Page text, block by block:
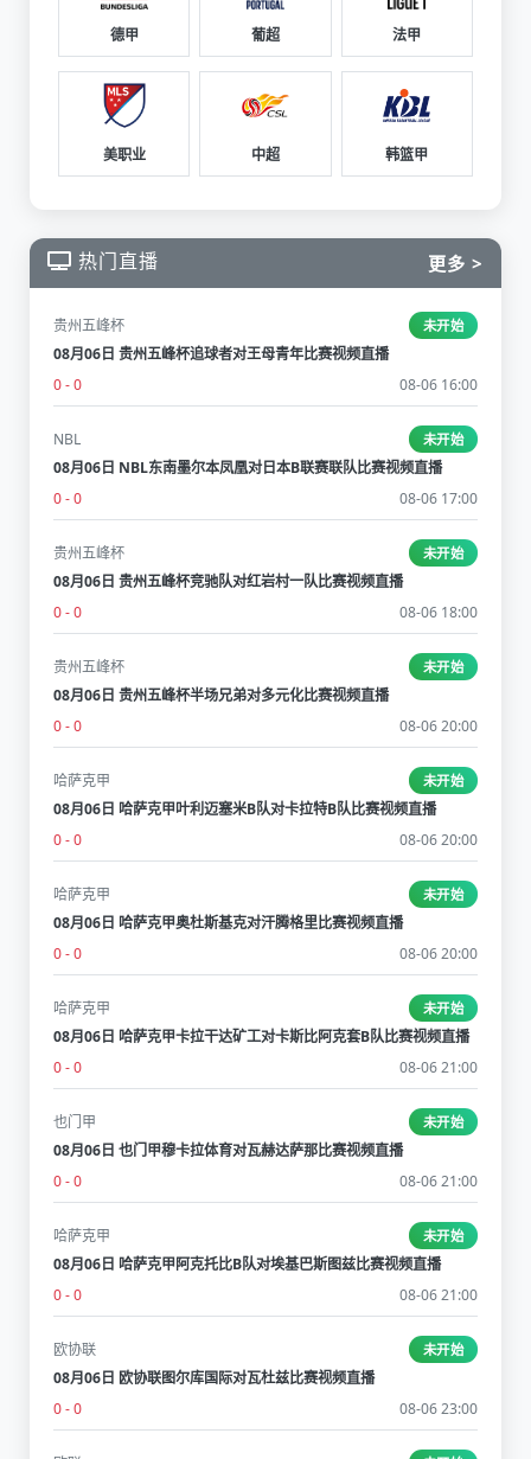
德甲 葡超 法甲
美职业 中超 韩篮甲
热门直播 更多 >
贵州五峰杯 未开始
08月06日 贵州五峰杯追球者对王母青年比赛视频直播
0 - 0
08-06 16:00
NBL 未开始
08月06日 NBL东南墨尔本凤凰对日本B联赛联队比赛视频直播
0 - 0
08-06 17:00
贵州五峰杯 未开始
08月06日 贵州五峰杯竞驰队对红岩村一队比赛视频直播
0 - 0
08-06 18:00
贵州五峰杯 未开始
08月06日 贵州五峰杯半场兄弟对多元化比赛视频直播
0 - 0
08-06 20:00
哈萨克甲 未开始
08月06日 哈萨克甲叶利迈塞米B队对卡拉特B队比赛视频直播
0 - 0
08-06 20:00
哈萨克甲 未开始
08月06日 哈萨克甲奥杜斯基克对汗腾格里比赛视频直播
0 - 0
08-06 20:00
哈萨克甲 未开始
08月06日 哈萨克甲卡拉干达矿工对卡斯比阿克套B队比赛视频直播
0 - 0
08-06 21:00
也门甲 未开始
08月06日 也门甲穆卡拉体育对瓦赫达萨那比赛视频直播
0 - 0
08-06 21:00
哈萨克甲 未开始
08月06日 哈萨克甲阿克托比B队对埃基巴斯图兹比赛视频直播
0 - 0
08-06 21:00
欧协联 未开始
08月06日 欧协联图尔库国际对瓦杜兹比赛视频直播
0 - 0
08-06 23:00